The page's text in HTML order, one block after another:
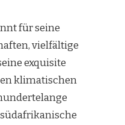
für seine
vielfältige
exquisite
klimatischen